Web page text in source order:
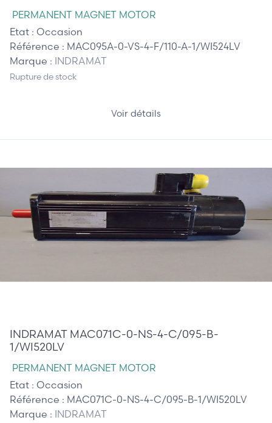
PERMANENT MAGNET MOTOR
Etat : Occasion
Référence : MAC095A-0-VS-4-F/110-A-1/WI524LV
Marque : INDRAMAT
Rupture de stock
Voir détails
INDRAMAT MAC071C-0-NS-4-C/095-B-
1/WI520LV
PERMANENT MAGNET MOTOR
Etat : Occasion
Référence : MAC071C-0-NS-4-C/095-B-1/WI520LV
Marque : INDRAMAT